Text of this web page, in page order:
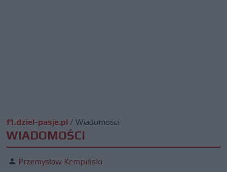
f1.dziel-pasje.pl / Wiadomości
WIADOMOŚCI
Przemysław Kempiński